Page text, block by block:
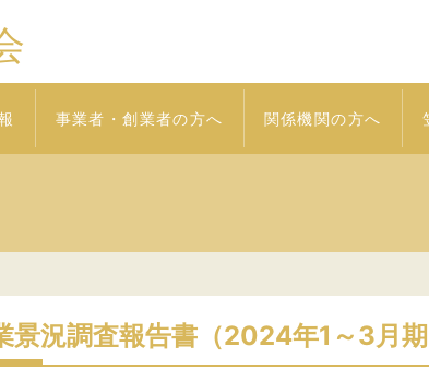
事業者・創業者の方へ 関係機関の方へ
景況調査報告書（2024年1～3月